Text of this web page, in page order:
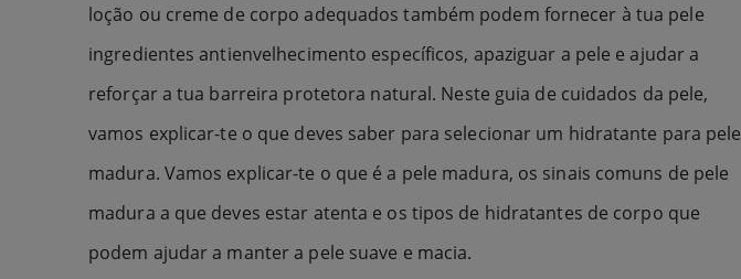
loção ou creme de corpo adequados também podem fornecer à tua pele
ingredientes antienvelhecimento específicos, apaziguar a pele e ajudar a
reforçar a tua barreira protetora natural. Neste guia de cuidados da pele,
vamos explicar-te o que deves saber para selecionar um hidratante para pele
madura. Vamos explicar-te o que é a pele madura, os sinais comuns de pele
madura a que deves estar atenta e os tipos de hidratantes de corpo que
podem ajudar a manter a pele suave e macia.